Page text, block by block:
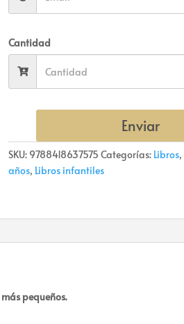
Cantidad
Enviar
SKU: 9788418637575 Categorías: Libros,
años, Libros infantiles
pequeños.